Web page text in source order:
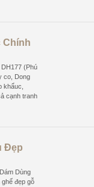
Chính
(Phú
co, Dong
khẩuc,
cạnh tranh
Đẹp
Dùng
ghế đẹp gỗ